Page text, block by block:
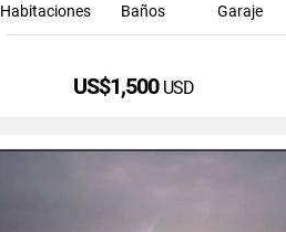
Habitaciones Baños Garaje
US$1,500 USD